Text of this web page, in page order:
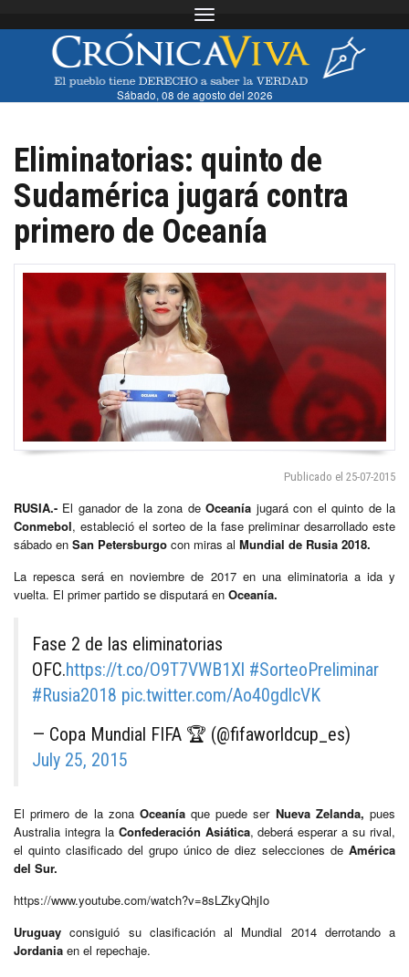
Toggle navigation
Sábado, 08 de agosto del 2026
Eliminatorias: quinto de
Sudamérica jugará contra
primero de Oceanía
Publicado el 25-07-2015
RUSIA.- El ganador de la zona deOceanía jugará con el quinto de la
Conmebol, estableció el sorteo de la fase preliminar desarrollado este
sábado en San Petersburgo con miras al Mundial de Rusia 2018.
La repesca será en noviembre de 2017 en una eliminatoria a ida y
vuelta. El primer partido se disputará en Oceanía.
Fase 2 de las eliminatorias
OFC.https://t.co/O9T7VWB1Xl #SorteoPreliminar
#Rusia2018 pic.twitter.com/Ao40gdlcVK
— Copa Mundial FIFA 🏆 (@fifaworldcup_es)
July 25, 2015
El primero de la zona Oceaníaque puede ser Nueva Zelanda, pues
Australia integra la Confederación Asiática, deberá esperar a su rival,
el quinto clasificado del grupo único de diez selecciones de América
del Sur.
https://www.youtube.com/watch?v=8sLZkyQhjIo
Uruguay consiguió su clasificación al Mundial 2014 derrotando a
Jordania en el repechaje.